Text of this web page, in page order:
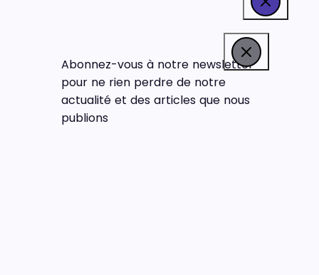
Abonnez-vous à notre newsletter
pour ne rien perdre de notre
actualité et des articles que nous
publions